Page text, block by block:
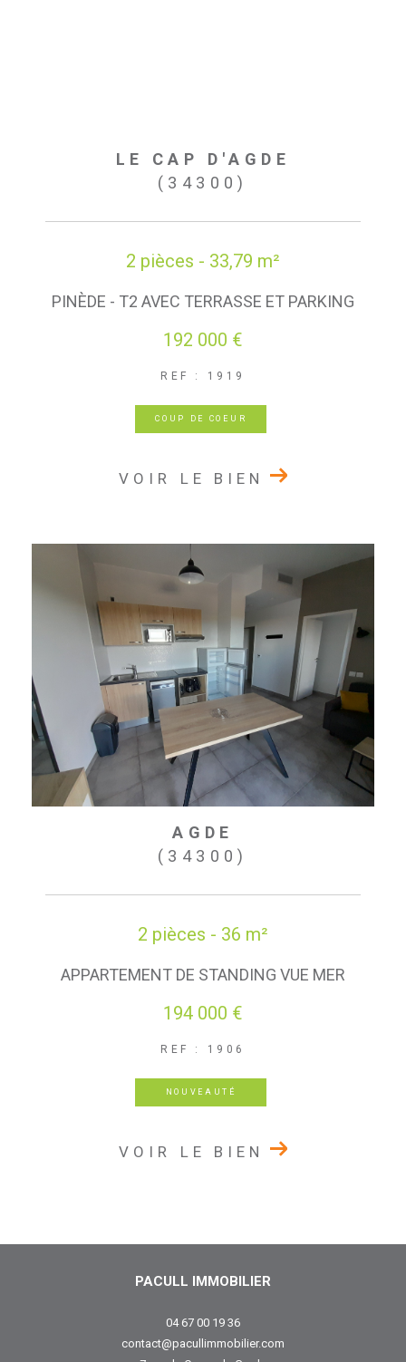
LE CAP D'AGDE
(34300)
2 pièces - 33,79 m²
PINÈDE - T2 AVEC TERRASSE ET PARKING
192 000 €
REF : 1919
COUP DE COEUR
VOIR LE BIEN
AGDE
(34300)
2 pièces - 36 m²
APPARTEMENT DE STANDING VUE MER
194 000 €
REF : 1906
NOUVEAUTÉ
VOIR LE BIEN
PACULL IMMOBILIER
04 67 00 19 36
contact@pacullimmobilier.com